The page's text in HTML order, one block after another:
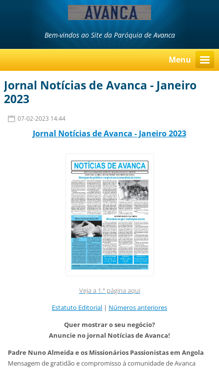
Bem-vindos ao Site da Paróquia de Avanca
Menu
Jornal Notícias de Avanca - Janeiro
2023
07-02-2023 14:44
Jornal Notícias de Avanca - Janeiro 2023
Veja a 1.ª página aqui
Estatuto Editorial | Números anteriores
Quer mostrar o seu negócio?
Anuncie no jornal Notícias de Avanca!
Padre Nuno Almeida e os Missionários Passionistas em Angola
Mensagem de gratidão e compromisso à comunidade de Avanca